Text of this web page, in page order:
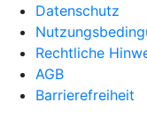
Datenschutz
Rechtliche
AGB
Barrierefreiheit